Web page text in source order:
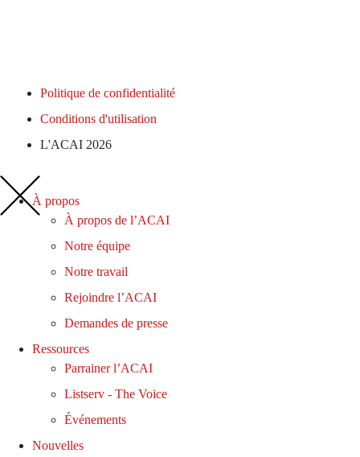
Politique de confidentialité
Conditions d'utilisation
L'ACAI 2026
À propos
À propos de l’ACAI
Notre équipe
Notre travail
Rejoindre l’ACAI
Demandes de presse
Ressources
Parrainer l’ACAI
Listserv - The Voice
Événements
Nouvelles